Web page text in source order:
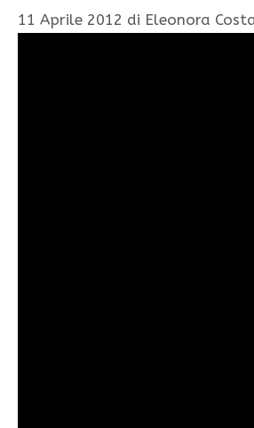
11 Aprile 2012 di Eleonora